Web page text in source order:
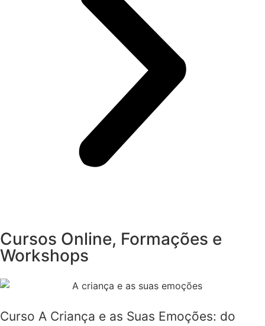
Cursos Online, Formações e
Workshops
Curso A Criança e as Suas Emoções: do